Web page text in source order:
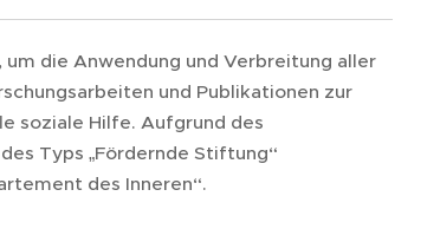
um die Anwendung und Verbreitung aller
und Publikationen zur
soziale Hilfe. Aufgrund des
Typs „Fördernde Stiftung“
des Inneren“.